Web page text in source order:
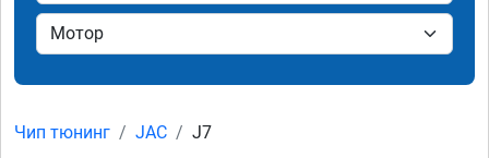
Чип тюнинг JAC J7